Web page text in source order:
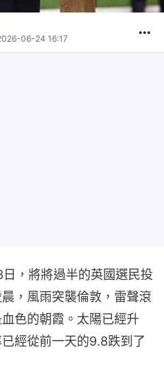
06-24 16:17
，將將過半的英國選民投
，風雨突襲倫敦，雷聲滾
色的朝霞。太陽已經升
經從前一天的9.8跌到了